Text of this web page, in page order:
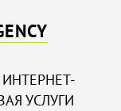
УСЛУГИ